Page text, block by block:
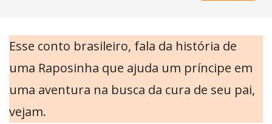
Esse conto brasileiro, fala da história de
uma Raposinha que ajuda um príncipe em
uma aventura na busca da cura de seu pai,
vejam.